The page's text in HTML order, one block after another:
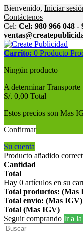
Bienvenido, Iniciar
Contáctenos
Cel: Cel: 980 966 048 -
Carrito: 0 Producto
Ningún producto
A determinarTransporte
S/. 0,00 Total
Estos precios son Mas
Confirmar
Su cuenta
Producto añadido
Cantidad
Total
Hay 0 artículos en su
Total productos: (Mas
Total envío: (Mas IGV)
Total (Mas IGV)
Seguir comprando Ir a la